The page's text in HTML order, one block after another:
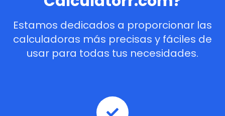
Estamos dedicados a proporcionar las
calculadoras más precisas y fáciles de
usar para todas tus necesidades.